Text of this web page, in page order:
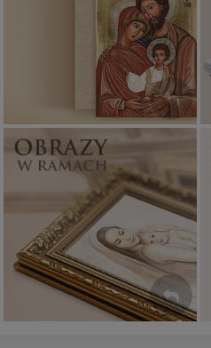
Ikony religijne
PONAD 400
WZORÓW
Obrazy religijne
PIĘKNE
WZORY